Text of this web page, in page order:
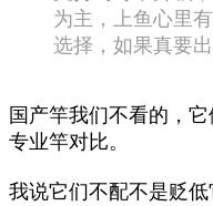
为主，上鱼心里
选择，如果真要
国产竿我们不看的，
专业竿对比。
我说它们不配不是贬